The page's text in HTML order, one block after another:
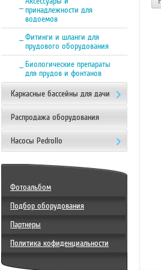
принадлежности для
водоемов
Фитинги и шланги для
прудового оборудования
Биологические препараты
для прудов и фонтанов
Каркасные бассейны для дачи
Распродажа оборудования
Насосы Pedrollo
Фотоальбом
Подбор оборудования
Партнеры
Политика кофиденциальности